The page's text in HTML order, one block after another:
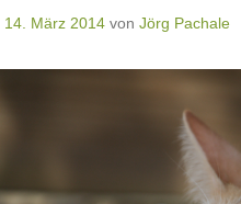
14. März 2014 von Jörg Pachale